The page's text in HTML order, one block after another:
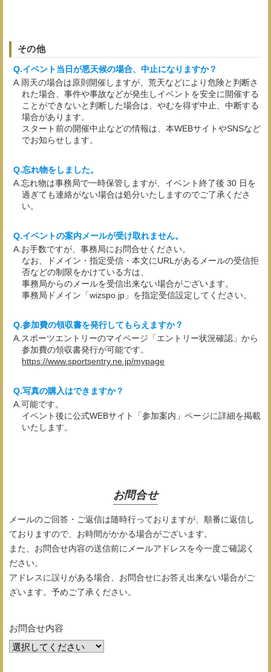
その他
イベント当日が悪天候の場合、中止になりますか？
雨天の場合は原則開催しますが、荒天などにより危険と判断さ
れた場合、事件や事故などが発生しイベントを安全に開催する
ことができないと判断した場合は、やむを得ず中止、中断する
場合があります。
スタート前の開催中止などの情報は、本WEBサイトやSNSなど
でお知らせします。
忘れ物をしました。
忘れ物は事務局で一時保管しますが、イベント終了後 30 日を
過ぎても連絡がない場合は処分いたしますのでご了承くださ
い。
イベントの案内メールが受け取れません。
お手数ですが、事務局にお問合せください。
なお、ドメイン・指定受信・本文にURLがあるメールの受信拒
否などの制限をかけている方は、
事務局からのメールを受信出来ない場合がございます。
事務局ドメイン「wizspo.jp」を指定受信設定してください。
参加費の領収書を発行してもらえますか？
スポーツエントリーのマイページ「エントリー状況確認」から
参加費の領収書発行が可能です。
https://www.sportsentry.ne.jp/mypage
写真の購入はできますか？
可能です。
イベント後に公式WEBサイト「参加案内」ページに詳細を掲載
いたします。
お問合せ
メールのご回答・ご返信は随時行っておりますが、順番に返信し
ておりますので、お時間がかかる場合がございます。
また、お問合せ内容の送信前にメールアドレスを今一度ご確認く
ださい。
アドレスに誤りがある場合、お問合せにお答え出来ない場合がご
ざいます。予めご了承ください。
お問合せ内容